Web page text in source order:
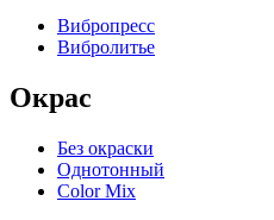
Вибропресс
Вибролитье
Окрас
Без окраски
Однотонный
Color Mix